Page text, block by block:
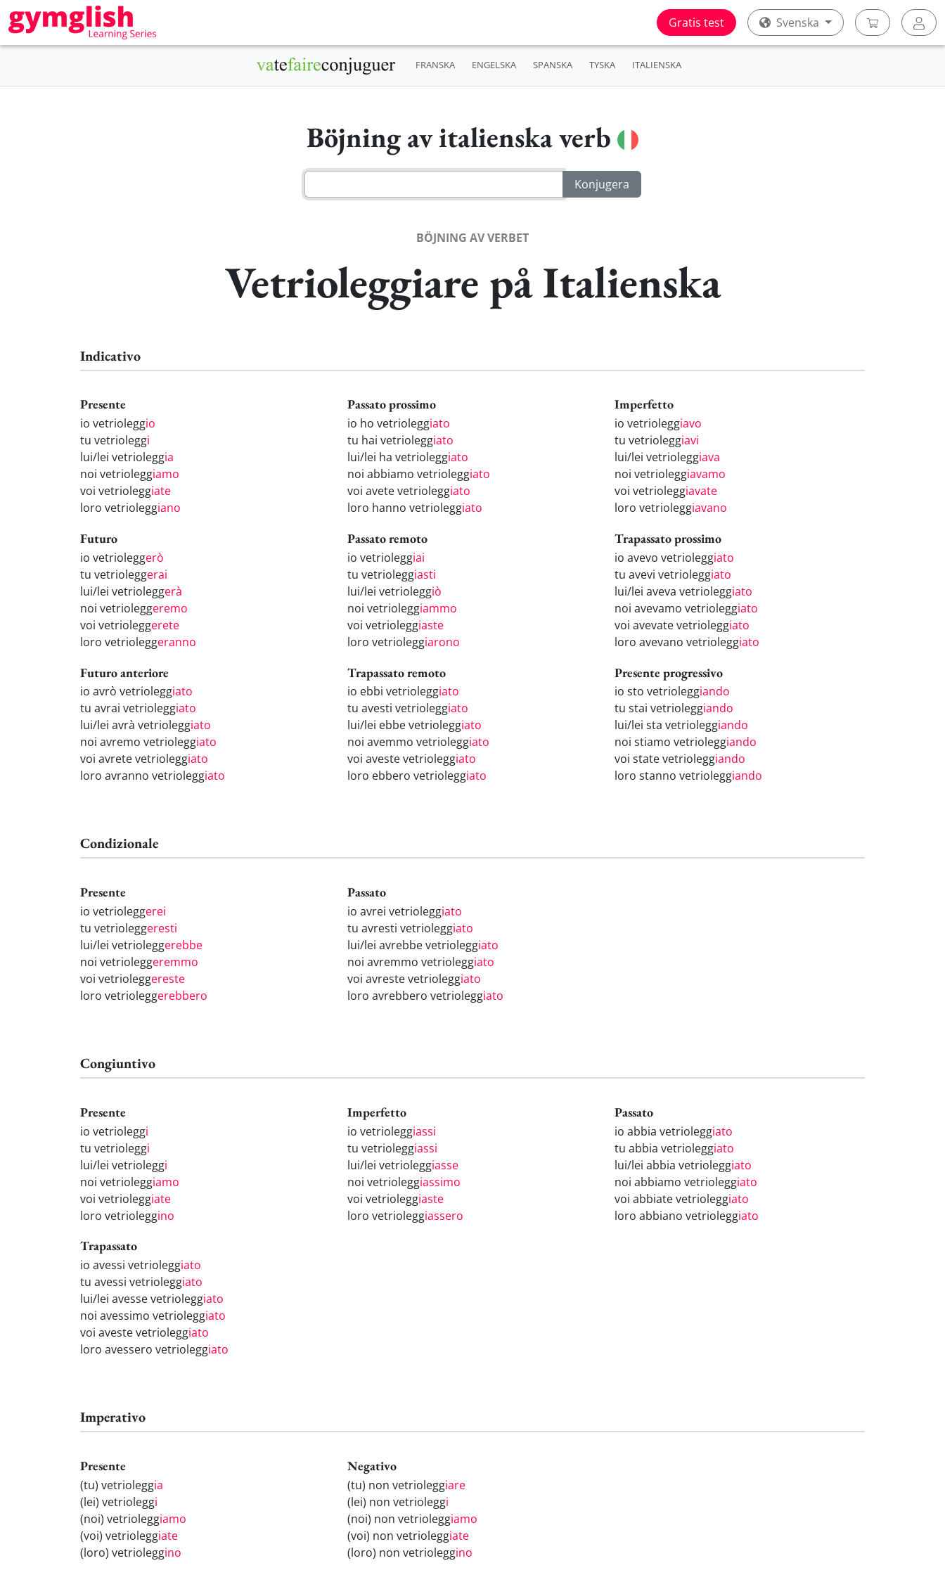
Gratis test Svenska
FRANSKA ENGELSKA SPANSKA TYSKA ITALIENSKA
Böjning av italienska verb
BÖJNING AV VERBET
Vetrioleggiare på Italienska
Indicativo
Presente
io vetrioleggio
tu vetrioleggi
lui/lei vetrioleggia
noi vetrioleggiamo
voi vetrioleggiate
loro vetrioleggiano
Passato prossimo
io ho vetrioleggiato
tu hai vetrioleggiato
lui/lei ha vetrioleggiato
noi abbiamo vetrioleggiato
voi avete vetrioleggiato
loro hanno vetrioleggiato
Imperfetto
io vetrioleggiavo
tu vetrioleggiavi
lui/lei vetrioleggiava
noi vetrioleggiavamo
voi vetrioleggiavate
loro vetrioleggiavano
Futuro
io vetrioleggerò
tu vetrioleggerai
lui/lei vetrioleggerà
noi vetrioleggeremo
voi vetrioleggerete
loro vetrioleggeranno
Passato remoto
io vetrioleggiai
tu vetrioleggiasti
lui/lei vetrioleggiò
noi vetrioleggiammo
voi vetrioleggiaste
loro vetrioleggiarono
Trapassato prossimo
io avevo vetrioleggiato
tu avevi vetrioleggiato
lui/lei aveva vetrioleggiato
noi avevamo vetrioleggiato
voi avevate vetrioleggiato
loro avevano vetrioleggiato
Futuro anteriore
io avrò vetrioleggiato
tu avrai vetrioleggiato
lui/lei avrà vetrioleggiato
noi avremo vetrioleggiato
voi avrete vetrioleggiato
loro avranno vetrioleggiato
Trapassato remoto
io ebbi vetrioleggiato
tu avesti vetrioleggiato
lui/lei ebbe vetrioleggiato
noi avemmo vetrioleggiato
voi aveste vetrioleggiato
loro ebbero vetrioleggiato
Presente progressivo
io sto vetrioleggiando
tu stai vetrioleggiando
lui/lei sta vetrioleggiando
noi stiamo vetrioleggiando
voi state vetrioleggiando
loro stanno vetrioleggiando
Condizionale
Presente
io vetrioleggerei
tu vetrioleggeresti
lui/lei vetrioleggerebbe
noi vetrioleggeremmo
voi vetrioleggereste
loro vetrioleggerebbero
Passato
io avrei vetrioleggiato
tu avresti vetrioleggiato
lui/lei avrebbe vetrioleggiato
noi avremmo vetrioleggiato
voi avreste vetrioleggiato
loro avrebbero vetrioleggiato
Congiuntivo
Presente
io vetrioleggi
tu vetrioleggi
lui/lei vetrioleggi
noi vetrioleggiamo
voi vetrioleggiate
loro vetrioleggino
Imperfetto
io vetrioleggiassi
tu vetrioleggiassi
lui/lei vetrioleggiasse
noi vetrioleggiassimo
voi vetrioleggiaste
loro vetrioleggiassero
Passato
io abbia vetrioleggiato
tu abbia vetrioleggiato
lui/lei abbia vetrioleggiato
noi abbiamo vetrioleggiato
voi abbiate vetrioleggiato
loro abbiano vetrioleggiato
Trapassato
io avessi vetrioleggiato
tu avessi vetrioleggiato
lui/lei avesse vetrioleggiato
noi avessimo vetrioleggiato
voi aveste vetrioleggiato
loro avessero vetrioleggiato
Imperativo
Presente
(tu) vetrioleggia
(lei) vetrioleggi
(noi) vetrioleggiamo
(voi) vetrioleggiate
(loro) vetrioleggino
Negativo
(tu) non vetrioleggiare
(lei) non vetrioleggi
(noi) non vetrioleggiamo
(voi) non vetrioleggiate
(loro) non vetrioleggino